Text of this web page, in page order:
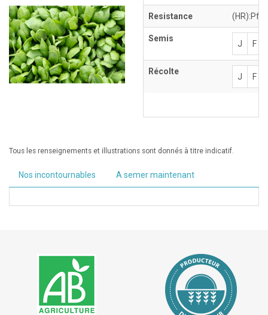
Resistance
Semis
J F
Récolte
J F
Tous les renseignements et illustrations sont donnés à titre indicatif.
Nos incontournables A semer maintenant